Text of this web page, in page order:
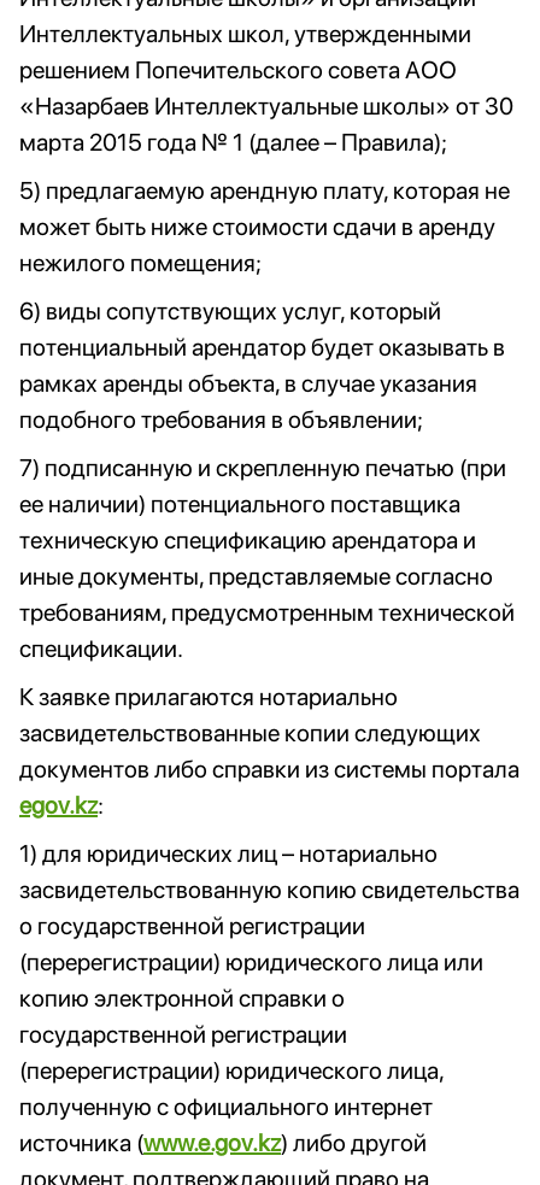
Интеллектуальных школ, утвержденными
решением Попечительского совета АОО
«Назарбаев Интеллектуальные школы» от 30
марта 2015 года № 1 (далее – Правила);
5) предлагаемую арендную плату, которая не
может быть ниже стоимости сдачи в аренду
нежилого помещения;
6) виды сопутствующих услуг, который
потенциальный арендатор будет оказывать в
рамках аренды объекта, в случае указания
подобного требования в объявлении;
7) подписанную и скрепленную печатью (при
ее наличии) потенциального поставщика
техническую спецификацию арендатора и
иные документы, представляемые согласно
требованиям, предусмотренным технической
спецификации.
К заявке прилагаются нотариально
засвидетельствованные копии следующих
документов либо справки из системы портала
egov.kz:
1) для юридических лиц – нотариально
засвидетельствованную копию свидетельства
о государственной регистрации
(перерегистрации) юридического лица или
копию электронной справки о
государственной регистрации
(перерегистрации) юридического лица,
полученную с официального интернет
источника (www.e.gov.kz) либо другой
документ, подтверждающий право на